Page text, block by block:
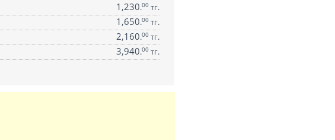
1,230.00тг.
1,650.00тг.
2,160.00тг.
3,940.00тг.